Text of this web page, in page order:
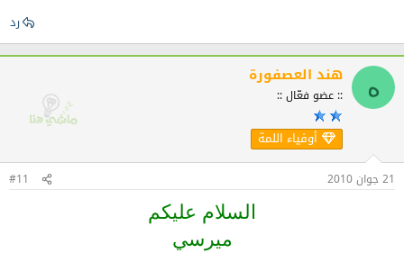
رد
ه هند العصفورة
:: عضو فعّال ::
أوفياء اللمة
21 جوان 2010 #11
السلام عليكم
ميرسي